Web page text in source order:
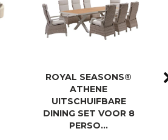
ROYAL SEASONS®
ATHENE
UITSCHUIFBARE
DINING SET VOOR 8
PERSO…